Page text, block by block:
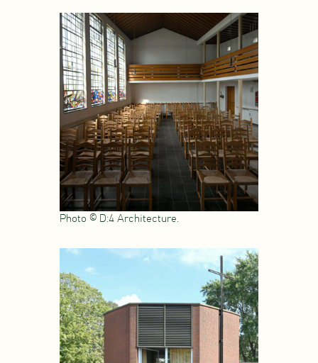
Photo © D:4 Architecture.